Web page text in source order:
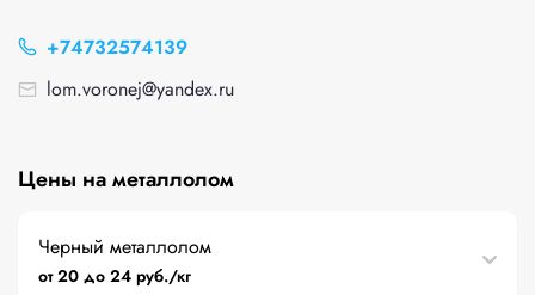
+74732574139
lom.voronej@yandex.ru
Цены на металлолом
Черный металлолом
от 20 до 24 руб./кг